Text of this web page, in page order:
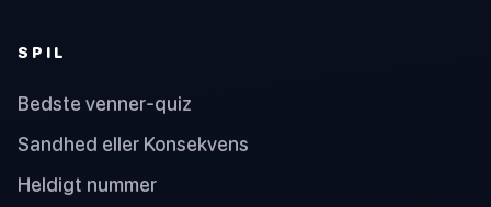
SPIL
Bedste venner-quiz
Sandhed eller Konsekvens
Heldigt nummer